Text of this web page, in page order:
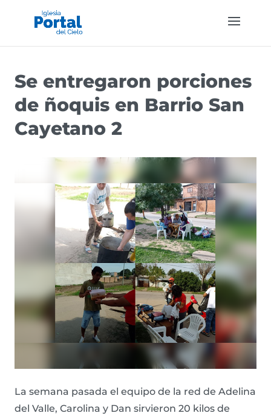
Se entregaron porciones
de ñoquis en Barrio San
Cayetano 2
La semana pasada el equipo de la red de Adelina
del Valle, Carolina y Dan sirvieron 20 kilos de